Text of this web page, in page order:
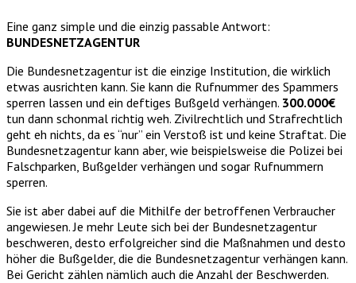
Eine ganz simple und die einzig passable Antwort:
BUNDESNETZAGENTUR
Die Bundesnetzagentur ist die einzige Institution, die wirklich
etwas ausrichten kann. Sie kann die Rufnummer des Spammers
sperren lassen und ein deftiges Bußgeld verhängen. 300.000€
tun dann schonmal richtig weh. Zivilrechtlich und Strafrechtlich
geht eh nichts, da es “nur” ein Verstoß ist und keine Straftat. Die
Bundesnetzagentur kann aber, wie beispielsweise die Polizei bei
Falschparken, Bußgelder verhängen und sogar Rufnummern
sperren.
Sie ist aber dabei auf die Mithilfe der betroffenen Verbraucher
angewiesen. Je mehr Leute sich bei der Bundesnetzagentur
beschweren, desto erfolgreicher sind die Maßnahmen und desto
höher die Bußgelder, die die Bundesnetzagentur verhängen kann.
Bei Gericht zählen nämlich auch die Anzahl der Beschwerden.